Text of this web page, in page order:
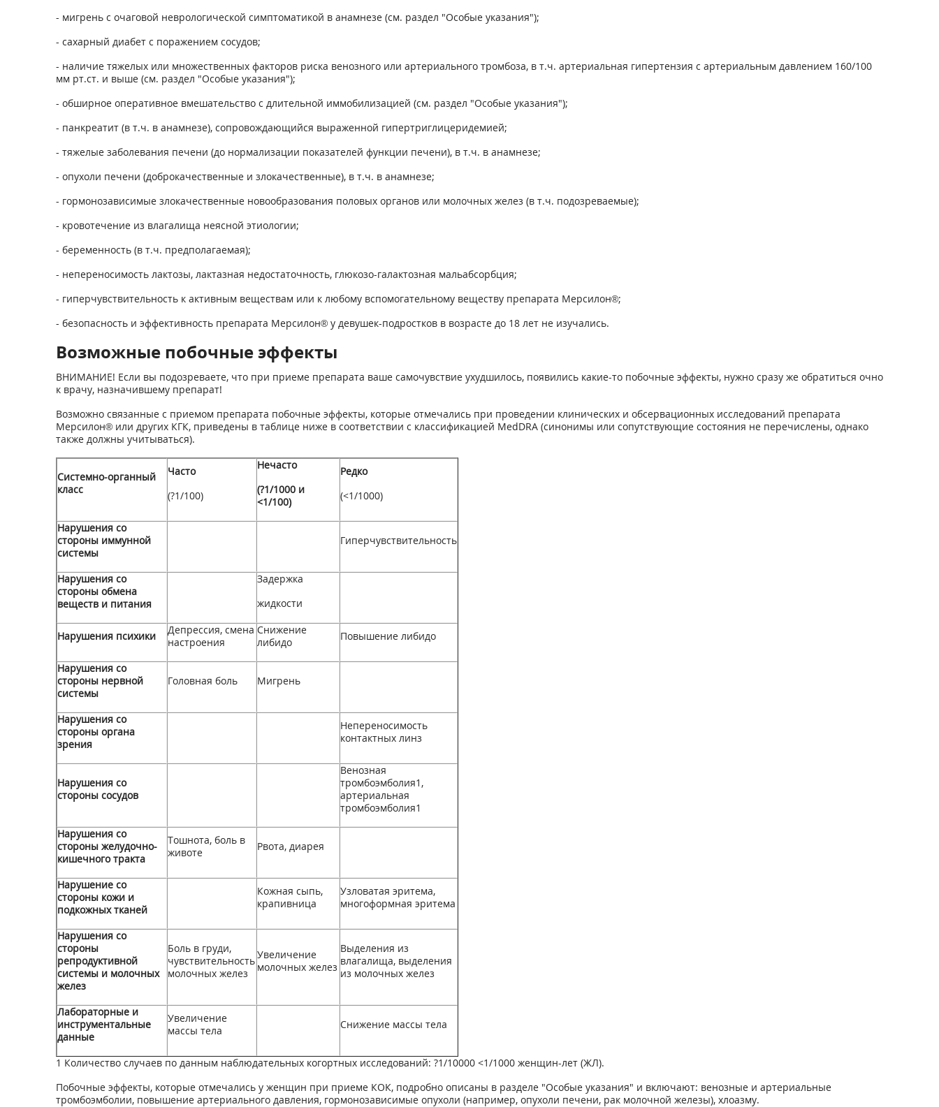
- мигрень с очаговой неврологической симптоматикой в анамнезе (см. раздел "Особые указания");
- сaxapный диабет с поражением сосудов;
- наличие тяжелых или множественных факторов риска венозного или артериального тромбоза, в т.ч. артериальная гипертензия с артериальным давлением 160/100
мм рт.ст. и выше (см. раздел "Особые указания");
- обширное оперативное вмешательство с длительной иммобилизацией (см. раздел "Особые указания");
- панкреатит (в т.ч. в анамнезе), сопровождающийся выраженной гипертриглицеридемией;
- тяжелые заболевания печени (до нормализации показателей функции печени), в т.ч. в анамнезе;
- опухоли печени (доброкачественные и злокачественные), в т.ч. в анамнезе;
- гормонозависимые злокачественные новообразования половых органов или молочных желез (в т.ч. подозреваемые);
- кровотечение из влагалища неясной этиологии;
- беременность (в т.ч. предполагаемая);
- непереносимость лактозы, лактазная недостаточность, глюкозо-галактозная мальабсорбция;
- гиперчувствительность к активным веществам или к любому вспомогательному веществу препарата Мерсилон®;
- безопасность и эффективность препарата Мерсилон® у девушек-подростков в возрасте до 18 лет не изучались.
Возможные побочные эффекты
ВНИМАНИЕ! Если вы подозреваете, что при приеме препарата ваше самочувствие ухудшилось, появились какие-то побочные эффекты, нужно сразу же обратиться очно
к врачу, назначившему препарат!
Возможно связанные с приемом препарата побочные эффекты, которые отмечались при проведении клинических и обсервационных исследований препарата
Мерсилон® или других КГК, приведены в таблице ниже в соответствии с классификацией MedDRA (синонимы или сопутствующие состояния не перечислены, однако
также должны учитываться).
Системно-органный
класс
Часто
(?1/100)
Нечасто
(?1/1000 и
<1/100)
Редко
(<1/1000)
Нарушения со
стороны иммунной
системы
Гиперчувствительность
Нарушения со
стороны обмена
веществ и питания
Задержка
жидкости
Нарушения психики
Депрессия, смена
настроения
Снижение
либидо
Повышение либидо
Нарушения со
стороны нервной
системы
Головная боль Мигрень
Нарушения со
стороны органа
зрения
Непереносимость
контактных линз
Нарушения со
стороны сосудов
Венозная
тромбоэмболия1 ,
артериальная
тромбоэмболия1
Нарушения со
стороны желудочно-
кишечного тракта
Тошнота, боль в
животе
Рвота, диарея
Нарушение со
стороны кожи и
подкожных тканей
Кожная сыпь,
крапивница
Узловатая эритема,
многоформная эритема
Нарушения со
стороны
репродуктивной
системы и молочных
желез
Боль в груди,
чувствительность
молочных желез
Увеличение
молочных желез
Выделения из
влагалища, выделения
из молочных желез
Лабораторные и
инструментальные
данные
Увеличение
массы тела
Снижение массы тела
1 Количество случаев по данным наблюдательных когортных исследований: ?1/10000 <1/1000 женщин-лет (ЖЛ).
Побочные эффекты, которые отмечались у женщин при приеме КОК, подробно описаны в разделе "Особые указания" и включают: венозные и артериальные
тромбоэмболии, повышение артериального давления, гормонозависимые опухоли (например, опухоли печени, рак молочной железы), хлоазму.